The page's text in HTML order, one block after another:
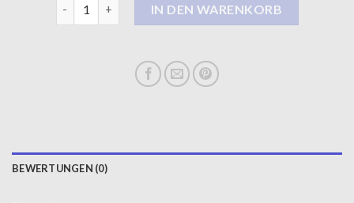
IN DEN WARENKORB
BEWERTUNGEN (0)